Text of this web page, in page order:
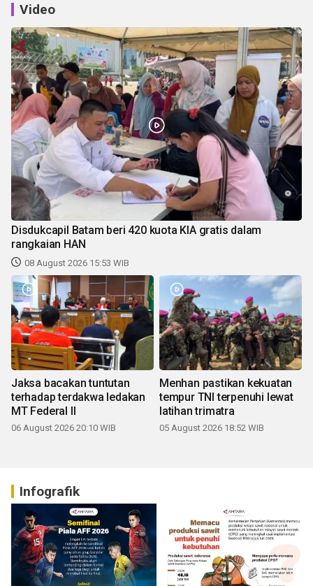
Video
Disdukcapil Batam beri 420 kuota KIA gratis dalam
rangkaian HAN
08 August 2026 15:53 WIB
Jaksa bacakan tuntutan
terhadap terdakwa ledakan
MT Federal II
06 August 2026 20:10 WIB
Menhan pastikan kekuatan
tempur TNI terpenuhi lewat
latihan trimatra
05 August 2026 18:52 WIB
Infografik